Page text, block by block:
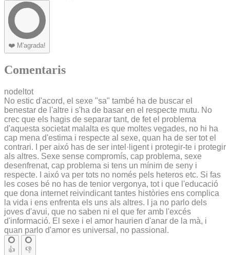
❤️ M'agrada!
Comentaris
nodeltot
No estic d'acord, el sexe "sa" també ha de buscar el
benestar de l'altre i s'ha de basar en el respecte mutu. No
crec que els hagis de separar tant, de fet el problema
d'aquesta societat malalta es que moltes vegades, no hi ha
cap mena d'estima i respecte al sexe, quan ha de ser tot el
contrari. I per aixó has de ser intel·ligent i protegir-te i protegir
als altres. Sexe sense compromís, cap problema, sexe
desenfrenat, cap problema si tens un mínim de seny i
respecte. I aixó va per tots no només pels heteros etc. Si fas
les coses bé no has de tenior vergonya, tot i que l'educació
que dona internet reivindicant tantes històries ens complica
la vida i ens enfrenta els uns als altres. I ja no parlo dels
joves d'avui, que no saben ni el que fer amb l'excés
d'informació. El sexe i el amor haurien d'anar de la mà, i
quan parlo d'amor es universal, no passional.
👍 👎